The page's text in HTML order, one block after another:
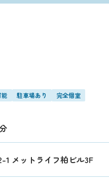
駐車場あり 完全個室
1 メットライフ柏ビル3F